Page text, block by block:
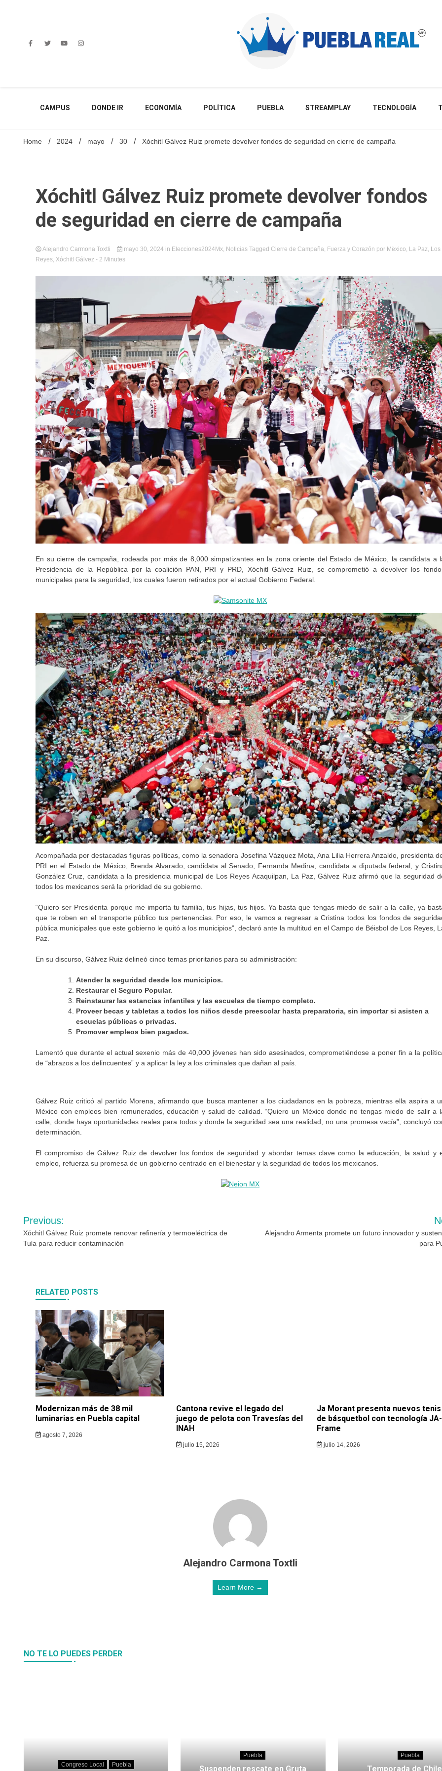
CAMPUS DONDE IR ECONOMÍA POLÍTICA PUEBLA STREAMPLAY TECNOLOGÍA
Home 2024 mayo 30 Xóchitl Gálvez Ruiz promete devolver fondos de seguridad en cierre de campaña
Xóchitl Gálvez Ruiz promete devolver fondos
de seguridad en cierre de campaña
Alejandro Carmona Toxtli mayo 30, 2024 in Elecciones2024Mx, Noticias Tagged Cierre de Campaña, Fuerza y Corazón por Mëxico, La Paz, Los
Reyes, Xóchitl Gálvez - 2 Minutes
En su cierre de campaña, rodeada por más de 8,000 simpatizantes en la zona oriente del Estado de México, la candidata a
Presidencia de la República por la coalición PAN, PRI y PRD, Xóchitl Gálvez Ruiz, se comprometió a devolver los
municipales para la seguridad, los cuales fueron retirados por el actual Gobierno Federal.
Acompañada por destacadas figuras políticas, como la senadora Josefina Vázquez Mota, Ana Lilia Herrera Anzaldo, presidenta
PRI en el Estado de México, Brenda Alvarado, candidata al Senado, Fernanda Medina, candidata a diputada federal, y
González Cruz, candidata a la presidencia municipal de Los Reyes Acaquilpan, La Paz, Gálvez Ruiz afirmó que la seguridad
todos los mexicanos será la prioridad de su gobierno.
“Quiero ser Presidenta porque me importa tu familia, tus hijas, tus hijos. Ya basta que tengas miedo de salir a la calle, ya
que te roben en el transporte público tus pertenencias. Por eso, le vamos a regresar a Cristina todos los fondos de
pública municipales que este gobierno le quitó a los municipios”, declaró ante la multitud en el Campo de Béisbol de Los Reyes,
Paz.
En su discurso, Gálvez Ruiz delineó cinco temas prioritarios para su administración:
Atender la seguridad desde los municipios.
Restaurar el Seguro Popular.
Reinstaurar las estancias infantiles y las escuelas de tiempo completo.
Proveer becas y tabletas a todos los niños desde preescolar hasta preparatoria, sin importar si asisten a
escuelas públicas o privadas.
Promover empleos bien pagados.
Lamentó que durante el actual sexenio más de 40,000 jóvenes han sido asesinados, comprometiéndose a poner fin a la
de “abrazos a los delincuentes” y a aplicar la ley a los criminales que dañan al país.
Gálvez Ruiz criticó al partido Morena, afirmando que busca mantener a los ciudadanos en la pobreza, mientras ella aspira a
México con empleos bien remunerados, educación y salud de calidad. “Quiero un México donde no tengas miedo de salir a
calle, donde haya oportunidades reales para todos y donde la seguridad sea una realidad, no una promesa vacía”, concluyó
determinación.
El compromiso de Gálvez Ruiz de devolver los fondos de seguridad y abordar temas clave como la educación, la salud y
empleo, refuerza su promesa de un gobierno centrado en el bienestar y la seguridad de todos los mexicanos.
Navegación
de
Previous:
Xóchitl Gálvez Ruiz promete renovar refinería y termoeléctrica de
Tula para reducir contaminación
Alejandro Armenta promete un futuro innovador y
para
RELATED POSTS
Modernizan más de 38 mil
luminarias en Puebla capital
agosto 7, 2026
Cantona revive el legado del
juego de pelota con Travesías del
INAH
julio 15, 2026
Ja Morant presenta nuevos tenis
de básquetbol con tecnología JA-
Frame
julio 14, 2026
Alejandro Carmona Toxtli
Learn More →
NO TE LO PUEDES PERDER
Congreso Local Puebla
Puebla
Suspenden rescate en Gruta
Puebla
Temporada de